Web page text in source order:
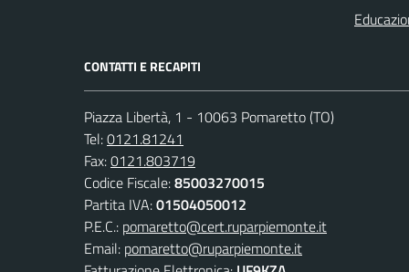
CONTATTI E RECAPITI
Piazza Libertà, 1 - 10063 Pomaretto (TO)
Tel:0121.81241
Fax:0121.803719
Codice Fiscale:85003270015
Partita IVA:01504050012
P.E.C.: pomaretto@cert.ruparpiemonte.it
Email: pomaretto@ruparpiemonte.it